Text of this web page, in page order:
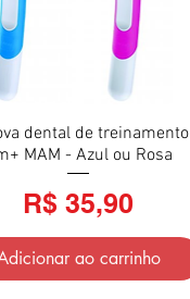
Visualização rápida
dental de treinamento
MAM - Azul ou Rosa
Preço
R$ 35,90
ao carrinho